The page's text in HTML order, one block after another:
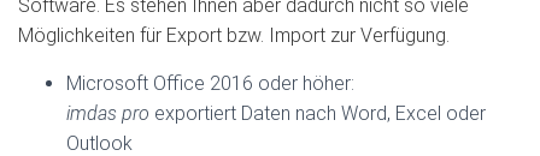
Software. Es stehen Ihnen aber dadurch nicht so viele
Möglichkeiten für Export bzw. Import zur Verfügung.
Microsoft Office 2016 oder höher:
imdas pro exportiert Daten nach Word, Excel oder
Outlook